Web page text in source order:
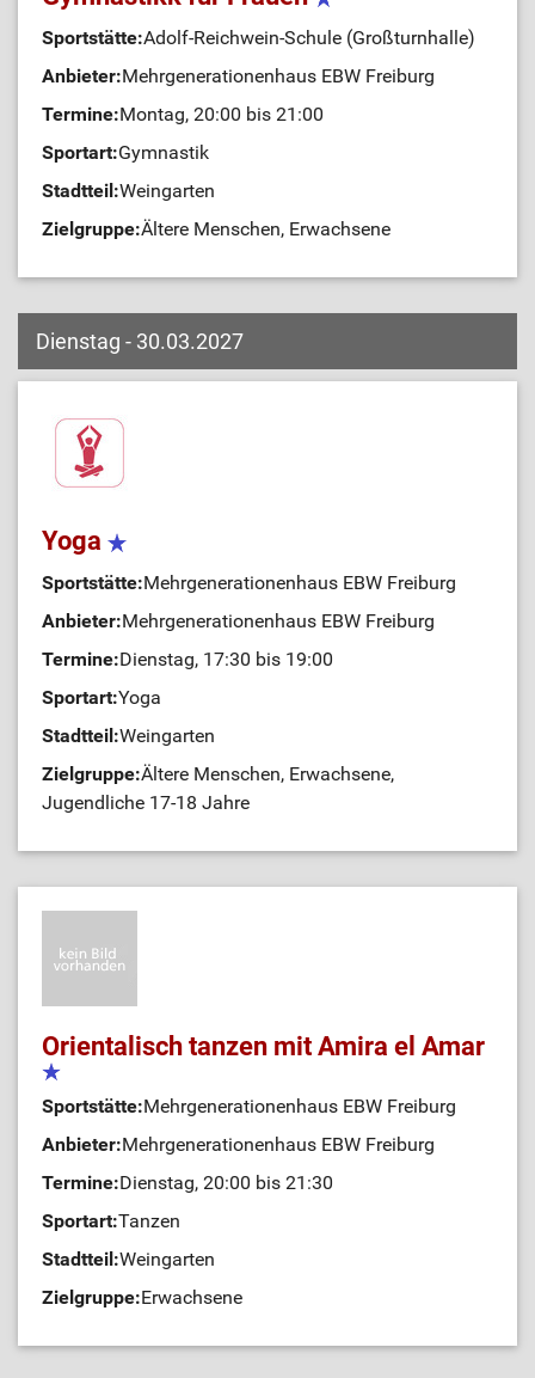
Sportstätte:Adolf-Reichwein-Schule (Großturnhalle)
Anbieter:Mehrgenerationenhaus EBW Freiburg
Termine:Montag, 20:00 bis 21:00
Sportart:Gymnastik
Stadtteil:Weingarten
Zielgruppe:Ältere Menschen, Erwachsene
Dienstag - 30.03.2027
Yoga
Sportstätte:Mehrgenerationenhaus EBW Freiburg
Anbieter:Mehrgenerationenhaus EBW Freiburg
Termine:Dienstag, 17:30 bis 19:00
Sportart:Yoga
Stadtteil:Weingarten
Zielgruppe:Ältere Menschen, Erwachsene,
Jugendliche 17-18 Jahre
Orientalisch tanzen mit Amira el Amar
Sportstätte:Mehrgenerationenhaus EBW Freiburg
Anbieter:Mehrgenerationenhaus EBW Freiburg
Termine:Dienstag, 20:00 bis 21:30
Sportart:Tanzen
Stadtteil:Weingarten
Zielgruppe:Erwachsene